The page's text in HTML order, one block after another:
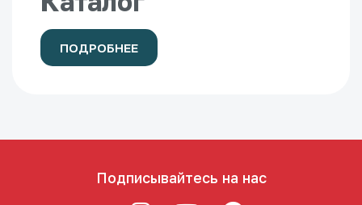
ПОДРОБНЕЕ
Подписывайтесь на нас